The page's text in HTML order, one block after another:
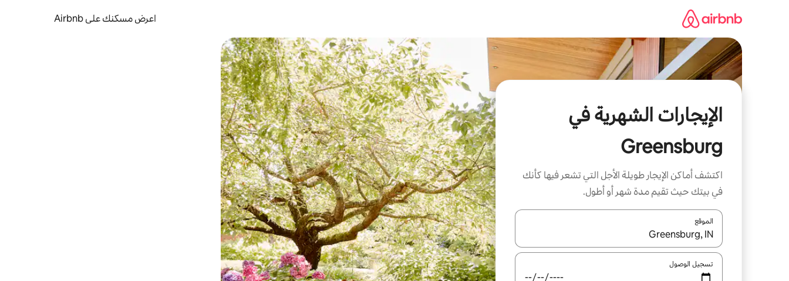
اعرض مسكنك على Airbnb
الإيجارات الشهرية في
Greensburg
اكتشف أماكن الإيجار طويلة الأجل التي تشعر فيها كأنك
في بيتك حيث تقيم مدة شهر أو أطول.
الموقع
عند توفر النتائج، انتقل باستخدام السهمين لأعلى ولأسفل أو استكشف عن طريق اللمس أو السحب.
تسجيل الوصول